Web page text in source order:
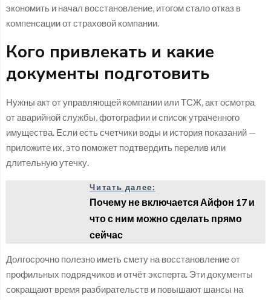
экономить и начал восстановление, итогом стало отказ в
компенсации от страховой компании.
Кого привлекать и какие
документы подготовить
Нужны акт от управляющей компании или ТСЖ, акт осмотра
от аварийной службы, фотографии и список утраченного
имущества. Если есть счетчики воды и история показаний —
приложите их, это поможет подтвердить перелив или
длительную утечку.
Читать далее:
Почему не включается Айфон 17 и
что с ним можно сделать прямо
сейчас
Долгосрочно полезно иметь смету на восстановление от
профильных подрядчиков и отчёт эксперта. Эти документы
сокращают время разбирательств и повышают шансы на